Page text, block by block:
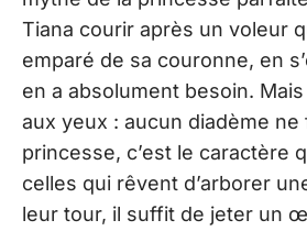
Tiana courir après un voleur
emparé de sa couronne, en
en a absolument besoin.
aux yeux : aucun diadème ne
princesse, c’est le caractère
celles qui rêvent d’arborer
leur tour, il suffit de jeter un